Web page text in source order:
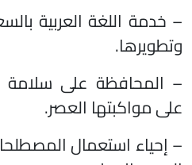
– خدمة اللغة العربية
وتطويرها.
– المحافظة على سلامة
على مواكبتها العصر.
– إحياء استعمال